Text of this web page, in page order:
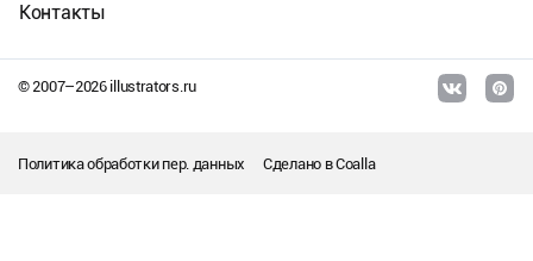
© 2007–2026illustrators.ru
Контакты
Политика обработки пер. данных Сделано вCoalla